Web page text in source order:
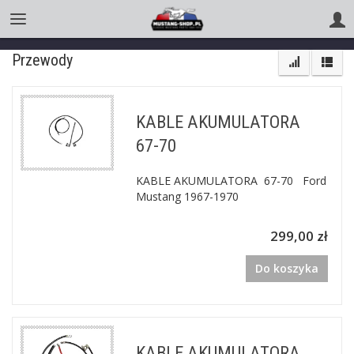
Przewody
KABLE AKUMULATORA
67-70
KABLE AKUMULATORA 67-70 Ford
Mustang 1967-1970
299,00 zł
Do koszyka